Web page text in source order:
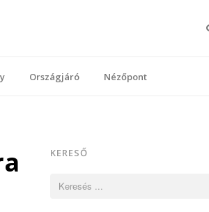
Országjáró Nézőpont
KERESŐ